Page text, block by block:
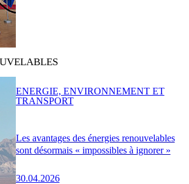
Les avantages des énergies renouvelables
sont désormais « impossibles à ignorer »
30.04.2026
ENERGIE, ENVIRONNEMENT ET
TRANSPORT